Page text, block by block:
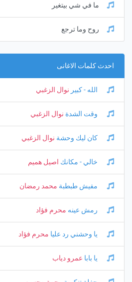
ما في شي بيتغير
روح وما ترجع
احدث كلمات الاغانى
الله - كبير نوال الزغبي
وقت الشدة نوال الزغبي
كان ليك وحشة نوال الزغبي
خالي - مكانك اصيل هميم
مفيش طبطبة محمد رمضان
رمش عينه محرم فؤاد
يا وحشني رد عليا محرم فؤاد
يا بابا عمرو دياب